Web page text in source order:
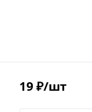
19 ₽/шт